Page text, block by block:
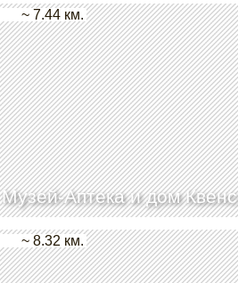
Музей-Аптека и дом
~ 7.44 км.
~ 8.32 км.